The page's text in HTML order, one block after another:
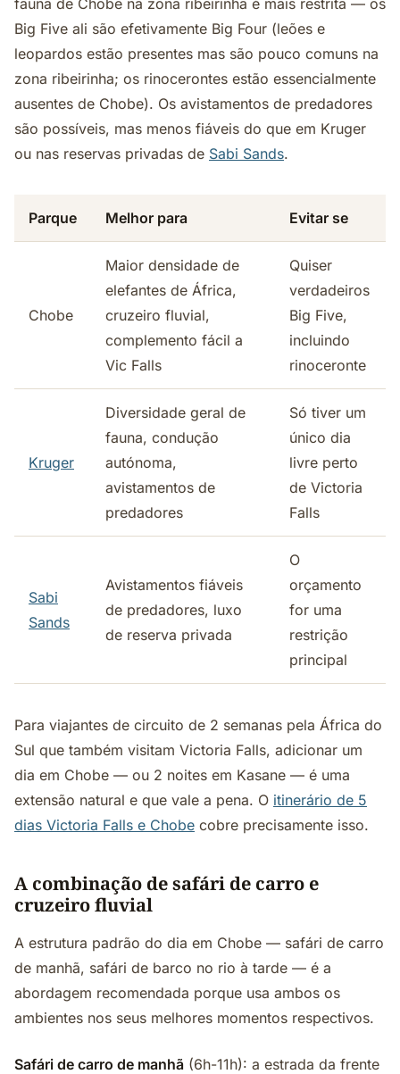
fauna de Chobe na zona ribeirinha é mais restrita — os
Big Five ali são efetivamente Big Four (leões e
leopardos estão presentes mas são pouco comuns na
zona ribeirinha; os rinocerontes estão essencialmente
ausentes de Chobe). Os avistamentos de predadores
são possíveis, mas menos fiáveis do que em Kruger
ou nas reservas privadas de Sabi Sands.
Parque Melhor para Evitar se
Chobe
Maior densidade de
elefantes de África,
cruzeiro fluvial,
complemento fácil a
Vic Falls
Quiser
verdadeiros
Big Five,
incluindo
rinoceronte
Kruger
Diversidade geral de
fauna, condução
autónoma,
avistamentos de
predadores
Só tiver um
único dia
livre perto
de Victoria
Falls
Sabi
Sands
Avistamentos fiáveis
de predadores, luxo
de reserva privada
O
orçamento
for uma
restrição
principal
Para viajantes de circuito de 2 semanas pela África do
Sul que também visitam Victoria Falls, adicionar um
dia em Chobe — ou 2 noites em Kasane — é uma
extensão natural e que vale a pena. O itinerário de 5
dias Victoria Falls e Chobe cobre precisamente isso.
A combinação de safári de carro e
cruzeiro fluvial
A estrutura padrão do dia em Chobe — safári de carro
de manhã, safári de barco no rio à tarde — é a
abordagem recomendada porque usa ambos os
ambientes nos seus melhores momentos respectivos.
Safári de carro de manhã (6h-11h): a estrada da frente